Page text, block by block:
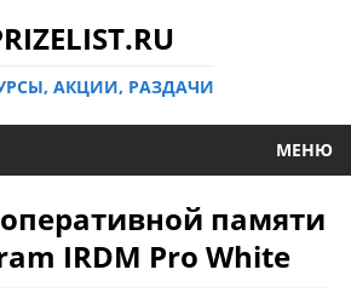
АКЦИИ, РАЗДАЧИ
МЕНЮ
памяти
IRDM Pro White